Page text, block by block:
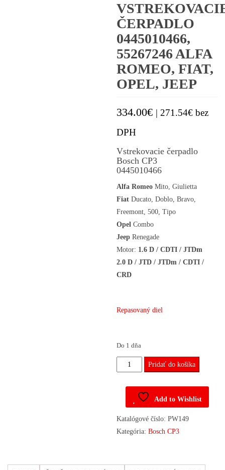
ČERPADLO
0445010466,
55267246 ALFA
ROMEO, FIAT,
OPEL, JEEP
334.00€ | 271.54€ bez
DPH
Vstrekovacie čerpadlo
Bosch CP3
0445010466
Alfa Romeo Mito, Giulietta
Fiat Ducato, Doblo, Bravo,
Freemont, 500, Tipo
Opel Combo
Jeep Renegade
Motor: 1.6 D / CDTI / JTDm
2.0 D / JTD / JTDm / CDTI /
CRD
Repasovaný diel
Do 1 dňa
množstvo
čerpadlo
0445010466,
Opel,
Pridať do košíka
Add to Wishlist
Katalógové číslo:PW149
Kategória:Bosch CP3